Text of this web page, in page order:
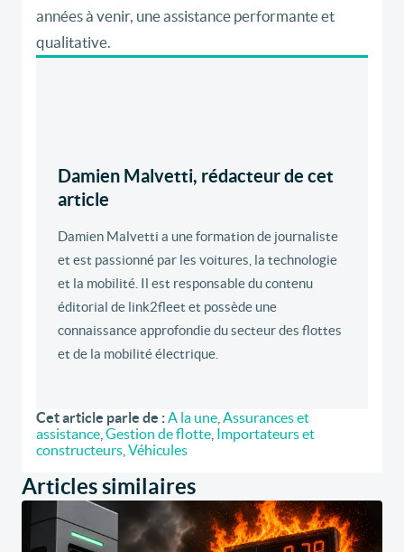
années à venir, une assistance performante et
qualitative.
Damien Malvetti, rédacteur de cet
article
Damien Malvetti a une formation de journaliste
et est passionné par les voitures, la technologie
et la mobilité. Il est responsable du contenu
éditorial de link2fleet et possède une
connaissance approfondie du secteur des flottes
et de la mobilité électrique.
Cet article parle de :A la une Assurances et
assistance Gestion de flotte
Importateurs et
constructeurs Véhicules
Articles similaires